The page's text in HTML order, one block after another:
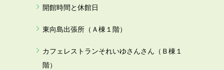
開館時間と休館日
東向島出張所（Ａ棟１階）
カフェレストランそれいゆさんさん（Ｂ棟１
階）